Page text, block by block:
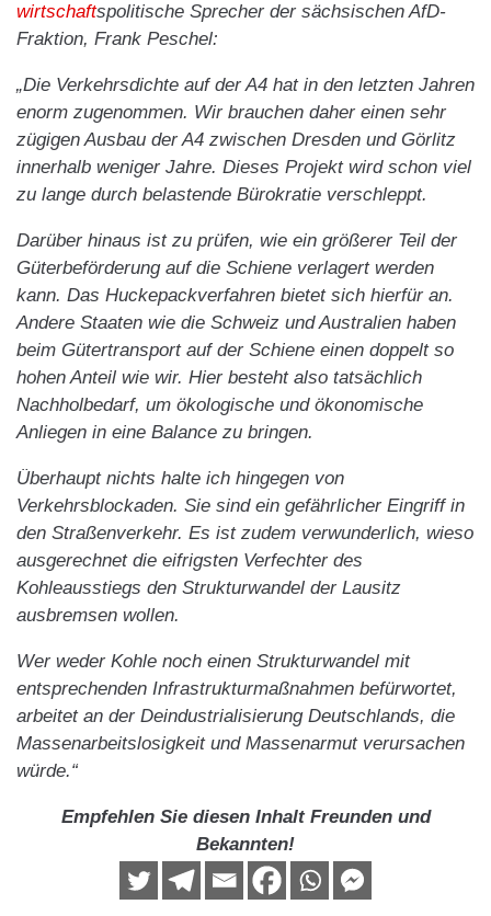
wirtschaftspolitische Sprecher der sächsischen AfD-
Fraktion, Frank Peschel:
„Die Verkehrsdichte auf der A4 hat in den letzten Jahren
enorm zugenommen. Wir brauchen daher einen sehr
zügigen Ausbau der A4 zwischen Dresden und Görlitz
innerhalb weniger Jahre. Dieses Projekt wird schon viel
zu lange durch belastende Bürokratie verschleppt.
Darüber hinaus ist zu prüfen, wie ein größerer Teil der
Güterbeförderung auf die Schiene verlagert werden
kann. Das Huckepackverfahren bietet sich hierfür an.
Andere Staaten wie die Schweiz und Australien haben
beim Gütertransport auf der Schiene einen doppelt so
hohen Anteil wie wir. Hier besteht also tatsächlich
Nachholbedarf, um ökologische und ökonomische
Anliegen in eine Balance zu bringen.
Überhaupt nichts halte ich hingegen von
Verkehrsblockaden. Sie sind ein gefährlicher Eingriff in
den Straßenverkehr. Es ist zudem verwunderlich, wieso
ausgerechnet die eifrigsten Verfechter des
Kohleausstiegs den Strukturwandel der Lausitz
ausbremsen wollen.
Wer weder Kohle noch einen Strukturwandel mit
entsprechenden Infrastrukturmaßnahmen befürwortet,
arbeitet an der Deindustrialisierung Deutschlands, die
Massenarbeitslosigkeit und Massenarmut verursachen
würde.“
Empfehlen Sie diesen Inhalt Freunden und
Bekannten!